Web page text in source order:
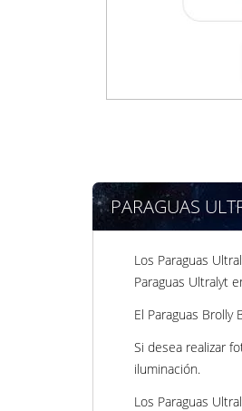
PARAGUAS
Los Paraguas
Paraguas Ultralyt
El Paraguas
Si desea realizar
iluminación.
Los Paraguas